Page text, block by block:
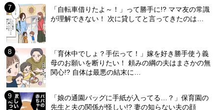
「自転車借りたよ～！」って勝手に!? ママ友の常識
が理解できない！ 次に貸してと言ってきたのは…
「育休中でしょ？手伝って！」嫁を好き勝手使う義
母のお願いを断りたい！ 頼みの綱の夫はまさかの無
関心!? 自体は最悪の結末に…
「娘の通園バッグに手紙が入ってる…？」保育園の
先生と夫の関係が怪しい!? 妻の知らない夫の顔